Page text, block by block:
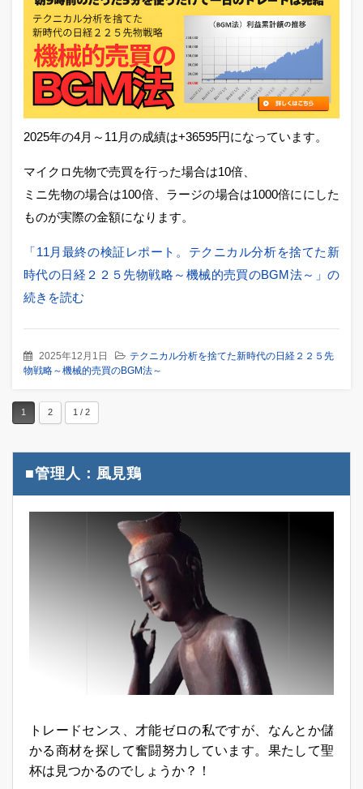
2025年の4月～11月の成績は+36595円になっています。
マイクロ先物で売買を行った場合は10倍、
ミニ先物の場合は100倍、ラージの場合は1000倍ににした
ものが実際の金額になります。
「11月最終の検証レポート。テクニカル分析を捨てた新
時代の日経２２５先物戦略～機械的売買のBGM法～」の
続きを読む
2025年12月1日
テクニカル分析を捨てた新時代の日経２２５先
物戦略～機械的売買のBGM法～
1 2 1 / 2
■管理人：風見鶏
トレードセンス、才能ゼロの私ですが、なんとか儲
かる商材を探して奮闘努力しています。果たして聖
杯は見つかるのでしょうか？！